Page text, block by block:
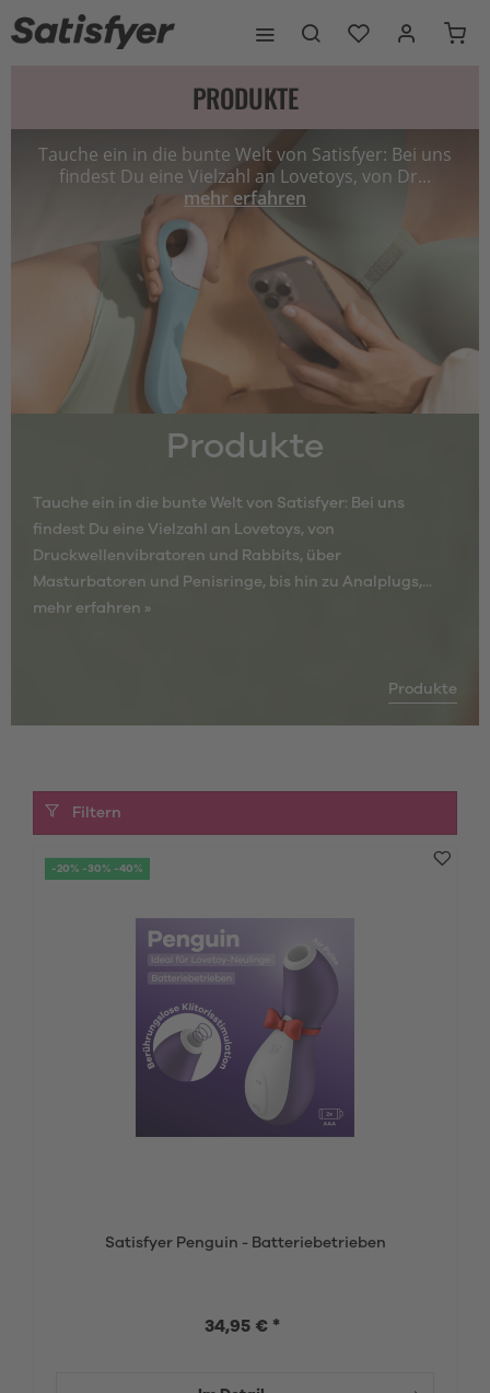
PRODUKTE
Tauche ein in die bunte Welt von Satisfyer: Bei uns
findest Du eine Vielzahl an Lovetoys, von Dr...
mehr erfahren
Produkte
Tauche ein in die bunte Welt von Satisfyer: Bei uns
findest Du eine Vielzahl an Lovetoys, von
Druckwellenvibratoren und Rabbits, über
Masturbatoren und Penisringe, bis hin zu Analplugs,...
mehr erfahren »
Produkte
Filtern
-20% -30% -40%
Satisfyer Penguin - Batteriebetrieben
34,95 € *